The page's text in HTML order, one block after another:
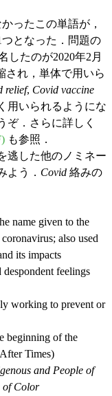
ったこの単語が，
となった．問題の
したのが2020年2月
され，単体で用いら
relief, Covid vaccine
用いられるようにな
ぞ．さらに詳しく
も参照．
逃した他のノミネー
よう． Covid 絡みの
name given to the
also used
its impacts
despondent feelings
working to prevent or
beginning of the
Times)
and People of
of Color